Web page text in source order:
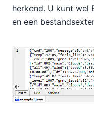
herkend. U kunt wel
en een